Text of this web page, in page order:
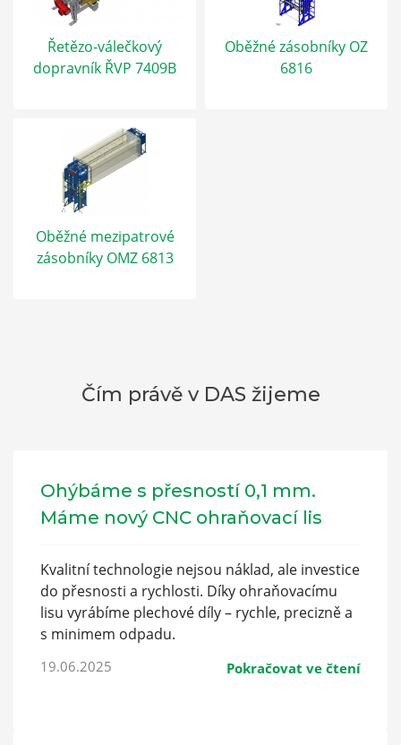
Řetězo-válečkový
dopravník ŘVP 7409B
Oběžné zásobníky OZ
6816
Oběžné mezipatrové
zásobníky OMZ 6813
Čím právě v DAS žijeme
Ohýbáme s přesností 0,1 mm.
Máme nový CNC ohraňovací lis
Kvalitní technologie nejsou náklad, ale investice
do přesnosti a rychlosti. Díky ohraňovacímu
lisu vyrábíme plechové díly – rychle, precizně a
s minimem odpadu.
19.06.2025 Pokračovat ve čtení